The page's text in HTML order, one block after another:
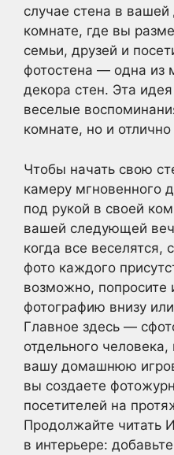
случае стена в
комнате, где вы
семьи, друзей и
фотостена — одна из
декора стен. Эта
веселые
комнате, но и
Чтобы начать свою
камеру мгновенного
под рукой в своей
вашей следующей
когда все веселятся,
фото каждого
возможно, попросите
фотографию внизу
Главное здесь —
отдельного
вашу домашнюю
вы создаете
посетителей на
Продолжайте читать
в интерьере: